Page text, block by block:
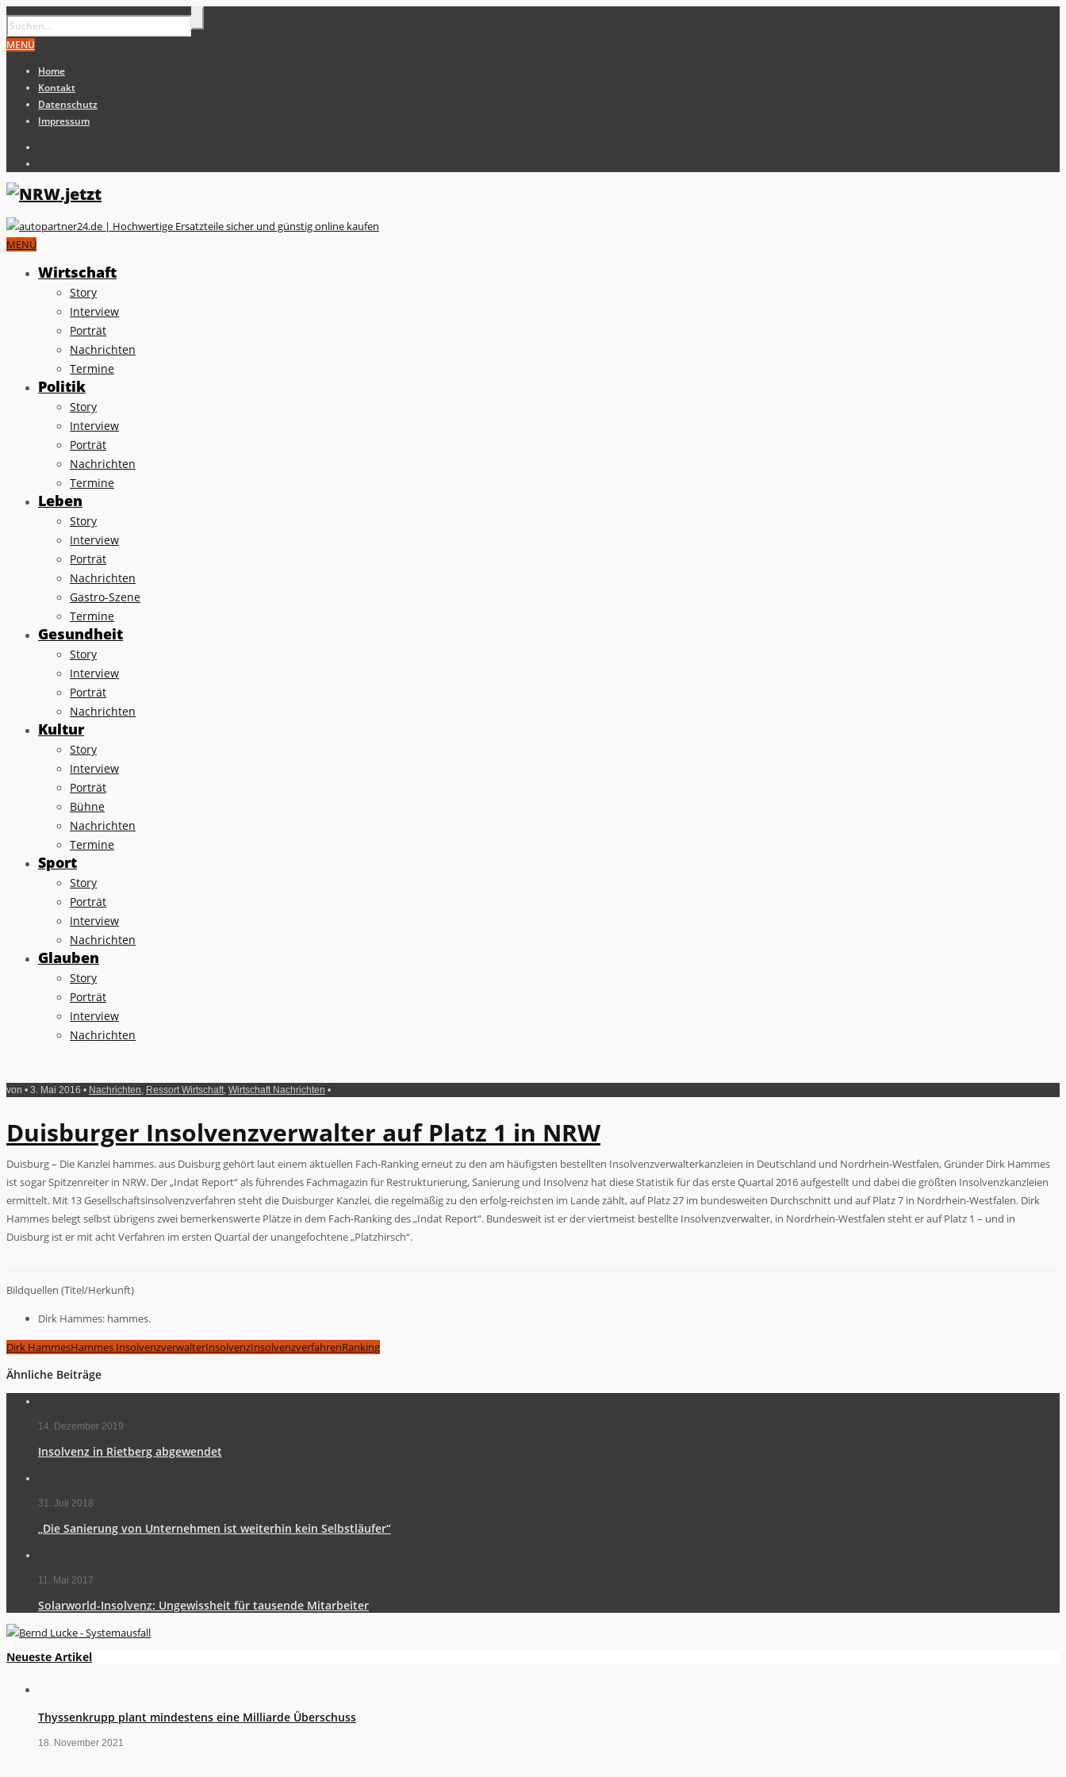
MENÜ
Home
Kontakt
Datenschutz
Impressum
MENÜ
Wirtschaft
Story
Interview
Porträt
Nachrichten
Termine
Politik
Story
Interview
Porträt
Nachrichten
Termine
Leben
Story
Interview
Porträt
Nachrichten
Gastro-Szene
Termine
Gesundheit
Story
Interview
Porträt
Nachrichten
Kultur
Story
Interview
Porträt
Bühne
Nachrichten
Termine
Sport
Story
Porträt
Interview
Nachrichten
Glauben
Story
Porträt
Interview
Nachrichten
von • 3. Mai 2016 • Nachrichten Ressort Wirtschaft Wirtschaft Nachrichten •
Duisburger Insolvenzverwalter auf Platz 1 in NRW
Duisburg – Die Kanzlei hammes. aus Duisburg gehört laut einem aktuellen Fach-Ranking erneut zu den am häufigsten bestellten Insolvenzverwalterkanzleien in Deutschland und Nordrhein-Westfalen, Gründer Dirk Hammes
ist sogar Spitzenreiter in NRW. Der „Indat Report“ als führendes Fachmagazin für Restrukturierung, Sanierung und Insolvenz hat diese Statistik für das erste Quartal 2016 aufgestellt und dabei die größten Insolvenzkanzleien
ermittelt. Mit 13 Gesellschaftsinsolvenzverfahren steht die Duisburger Kanzlei, die regelmäßig zu den erfolg-reichsten im Lande zählt, auf Platz 27 im bundesweiten Durchschnitt und auf Platz 7 in Nordrhein-Westfalen. Dirk
Hammes belegt selbst übrigens zwei bemerkenswerte Plätze in dem Fach-Ranking des „Indat Report“. Bundesweit ist er der viertmeist bestellte Insolvenzverwalter, in Nordrhein-Westfalen steht er auf Platz 1 – und in
Duisburg ist er mit acht Verfahren im ersten Quartal der unangefochtene „Platzhirsch“.
Bildquellen (Titel/Herkunft)
Dirk Hammes: hammes.
Dirk HammesHammes InsolvenzverwalterInsolvenzInsolvenzverfahrenRanking
Ähnliche Beiträge
14. Dezember 2019
Insolvenz in Rietberg abgewendet
31. Juli 2018
„Die Sanierung von Unternehmen ist weiterhin kein Selbstläufer“
11. Mai 2017
Solarworld-Insolvenz: Ungewissheit für tausende Mitarbeiter
Neueste Artikel
Thyssenkrupp plant mindestens eine Milliarde Überschuss
18. November 2021